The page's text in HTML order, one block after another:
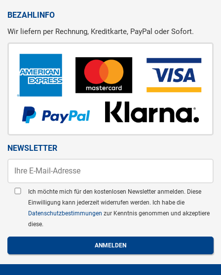
BEZAHLINFO
Wir liefern per Rechnung, Kreditkarte, PayPal oder Sofort.
NEWSLETTER
Ich möchte mich für den kostenlosen Newsletter anmelden. Diese
Einwilligung kann jederzeit widerrufen werden. Ich habe die
Datenschutzbestimmungen zur Kenntnis genommen und akzeptiere
diese.